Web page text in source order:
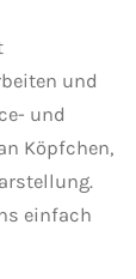
und
und
Köpfchen,
einfach